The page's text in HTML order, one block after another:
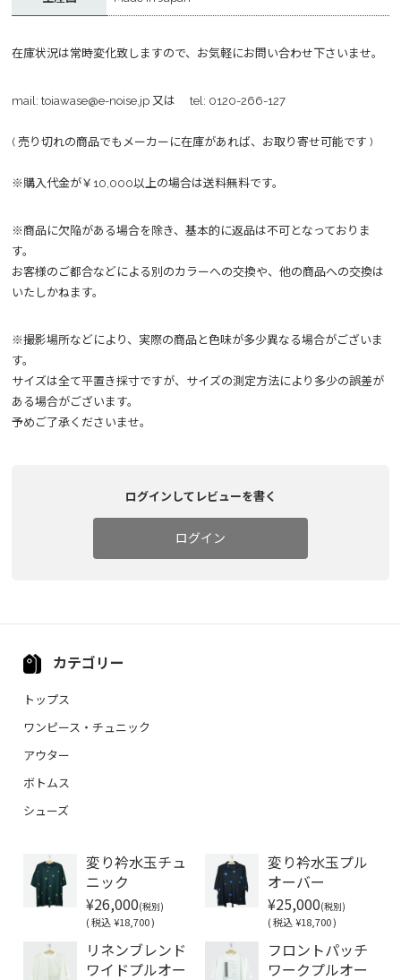
在庫状況は常時変化致しますので、お気軽にお問い合わせ下さいませ。
mail: toiawase@e-noise.jp 又は tel: 0120-266-127
( 売り切れの商品でもメーカーに在庫があれば、お取り寄せ可能です )
※購入代金が￥10,000以上の場合は送料無料です。
※商品に欠陥がある場合を除き、基本的に返品は不可となっておりま
す。
お客様のご都合などによる別のカラーへの交換や、他の商品への交換は
いたしかねます。
※撮影場所などにより、実際の商品と色味が多少異なる場合がございま
す。
サイズは全て平置き採寸ですが、サイズの測定方法により多少の誤差が
ある場合がございます。
予めご了承くださいませ。
ログインしてレビューを書く
ログイン
カテゴリー
トップス
ワンピース・チュニック
アウター
ボトムス
シューズ
変り衿水玉チュ
ニック
¥26,000(税別)
(税込¥18,700 )
変り衿水玉プル
オーバー
¥25,000(税別)
(税込 ¥18,700 )
リネンブレンド
ワイドプルオー
フロントパッチ
ワークプルオー